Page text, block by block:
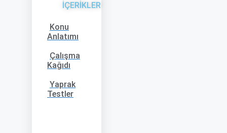
İÇERİKLER
Konu
Anlatımı
Çalışma
Kağıdı
Yaprak
Testler